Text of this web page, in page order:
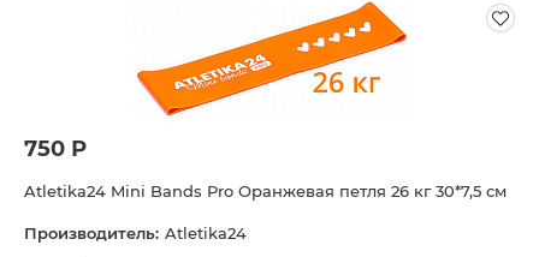
750 Р
Atletika24 Mini Bands Pro Оранжевая петля 26 кг 30*7,5 см
Производитель: Atletika24